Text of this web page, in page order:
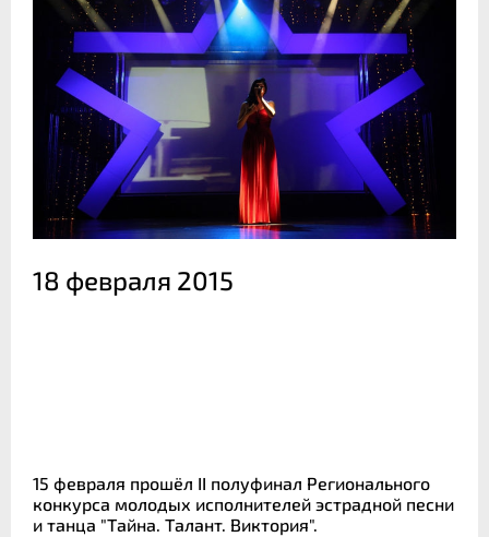
18 февраля 2015
15 февраля прошёл II полуфинал Регионального
конкурса молодых исполнителей эстрадной песни
и танца "Тайна. Талант. Виктория".